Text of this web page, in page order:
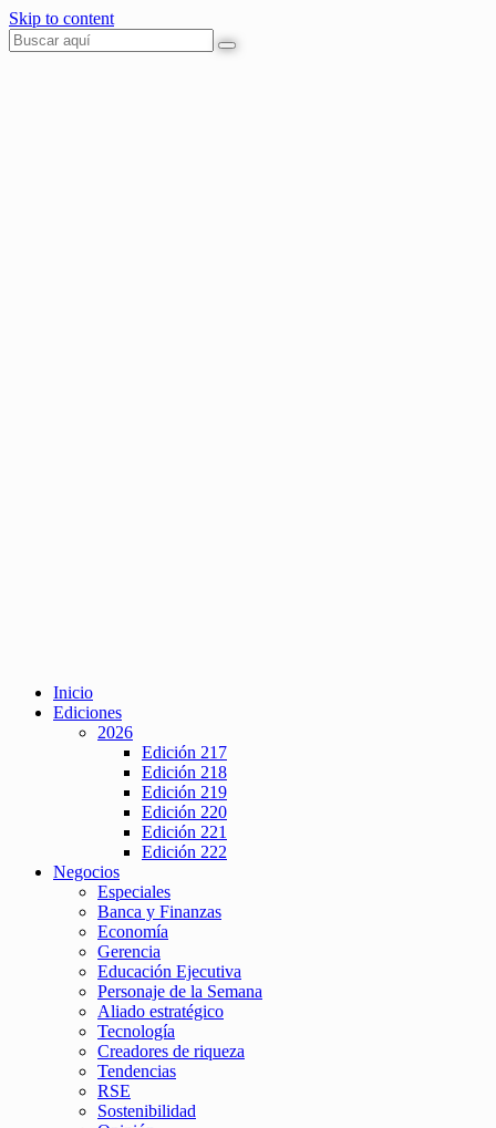
Skip to content
Inicio
Ediciones
2026
Edición 217
Edición 218
Edición 219
Edición 220
Edición 221
Edición 222
Negocios
Especiales
Banca y Finanzas
Economía
Gerencia
Educación Ejecutiva
Personaje de la Semana
Aliado estratégico
Tecnología
Creadores de riqueza
Tendencias
RSE
Sostenibilidad